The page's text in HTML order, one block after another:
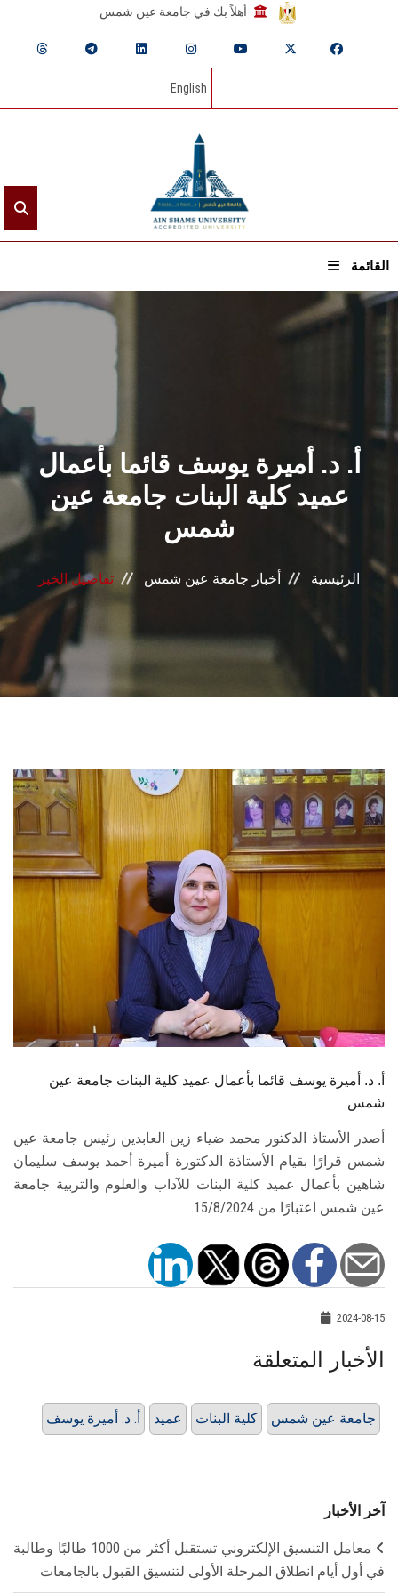
أهلاً بك في جامعة عين شمس
English
القائمة
الرئيسيـة
القطاعـات
الشئون الأكاديمية
البحث العلمي
المراكز والوحدات
الأنظمة الذكية
الطلاب
هيئة التدريس
الدراسات العليا
الخريجين
الزائـرون
أ. د. أميرة يوسف قائما بأعمال
عميد كلية البنات جامعة عين
شمس
الرئيسية أخبار جامعة عين شمس تفاصيل الخبر
أ. د. أميرة يوسف قائما بأعمال عميد كلية البنات جامعة عين
شمس
أصدر الأستاذ الدكتور محمد ضياء زين العابدين رئيس جامعة عين
شمس قرارًا بقيام الأستاذة الدكتورة أميرة أحمد يوسف سليمان
شاهين بأعمال عميد كلية البنات للآداب والعلوم والتربية جامعة
عين شمس اعتبارًا من 15/8/2024.
2024-08-15
الأخبار المتعلقة
أ. د. أميرة يوسف عميد كلية البنات جامعة عين شمس
آخر الأخبار
معامل التنسيق الإلكتروني تستقبل أكثر من 1000 طالبًا وطالبة
في أول أيام انطلاق المرحلة الأولى لتنسيق القبول بالجامعات